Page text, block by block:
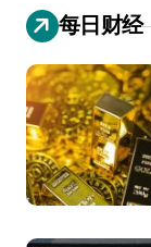
每日财经